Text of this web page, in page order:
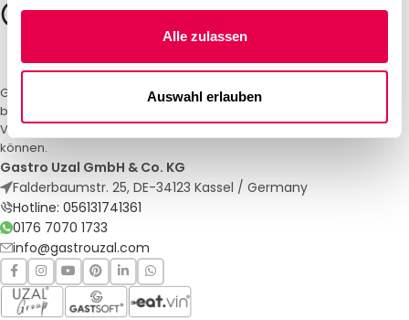
Alle zulassen
Auswahl erlauben
Gastro Uzal – Ihr Spezialist für Gastronomiemöbel und -textilien. Wir
bieten maßgeschneiderte Lösungen für Restaurants, Hotels und
Veranstaltungen. Qualität und Service, auf die Sie sich verlassen
können.
Gastro Uzal GmbH & Co. KG
Falderbaumstr. 25, DE-34123 Kassel / Germany
Hotline: 056131741361
0176 7070 1733
info@gastrouzal.com